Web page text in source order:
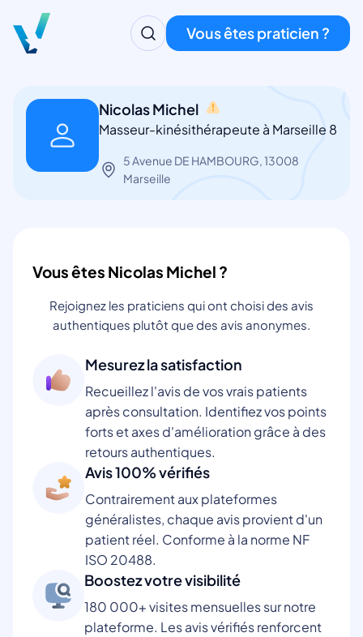
Vous êtes praticien ?
Nicolas Michel
Masseur-kinésithérapeute à Marseille 8
5 Avenue DE HAMBOURG, 13008
Marseille
Vous êtes Nicolas Michel ?
Rejoignez les praticiens qui ont choisi des avis
authentiques plutôt que des avis anonymes.
Mesurez la satisfaction
Recueillez l'avis de vos vrais patients
après consultation. Identifiez vos points
forts et axes d'amélioration grâce à des
retours authentiques.
Avis 100% vérifiés
Contrairement aux plateformes
généralistes, chaque avis provient d'un
patient réel. Conforme à la norme NF
ISO 20488.
Boostez votre visibilité
180 000+ visites mensuelles sur notre
plateforme. Les avis vérifiés renforcent